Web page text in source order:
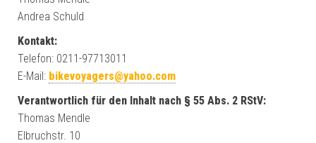
Andrea Schuld
Kontakt:
Telefon: 0211-97713011
E-Mail: bikevoyagers@yahoo.com
Verantwortlich für den Inhalt nach § 55 Abs. 2 RStV:
Thomas Mendle
Elbruchstr. 10